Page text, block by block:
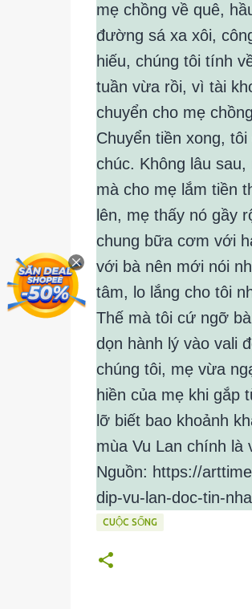
mẹ chồng về quê,
đường sá xa xôi,
hiếu, chúng tôi tính
tuần vừa rồi, vì tài
chuyển cho mẹ
Chuyển tiền xong,
chúc. Không lâu
mà cho mẹ lắm tiền
lên, mẹ thấy nó gầy
chung bữa cơm với
với bà nên mới nói
tâm, lo lắng cho tôi
Thế mà tôi cứ ngỡ
dọn hành lý vào vali
chúng tôi, mẹ vừa
hiền của mẹ khi gắp
lỡ biết bao khoảnh
mùa Vu Lan chính
Nguồn: https://
dip-vu-lan-doc-tin-
CUỘC SỐNG